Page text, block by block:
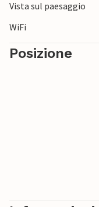
Vista sul paesaggio
WiFi
Posizione